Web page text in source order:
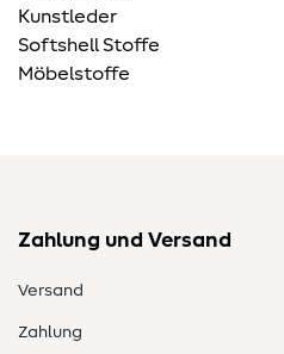
Kunstleder
Softshell Stoffe
Möbelstoffe
Zahlung und Versand
Versand
Zahlung